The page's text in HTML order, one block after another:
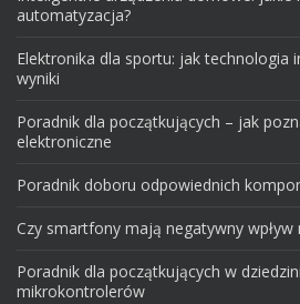
automatyzacja?
Elektronika dla sportu: jak technologia
wyniki
Poradnik dla początkujących – jak
elektroniczne
Poradnik doboru odpowiednich
Czy smartfony mają negatywny wpływ
Poradnik dla początkujących w
mikrokontrolerów